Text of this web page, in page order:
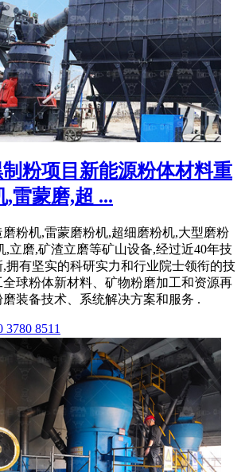
粉项目新能源粉体材料重
,雷蒙磨,超 ...
粉机,雷蒙磨粉机,超细磨粉机,大型磨粉
,立磨,矿渣立磨等矿山设备,经过近40年技
拥有坚实的科研实力和行业院士领衔的技
球粉体新材料、矿物粉磨加工和资源再
装备技术、系统解决方案和服务 .
8511